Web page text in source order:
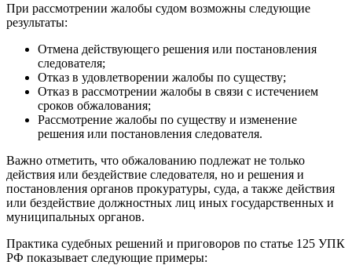
При рассмотрении жалобы судом возможны следующие
результаты:
Отмена действующего решения или постановления
следователя;
Отказ в удовлетворении жалобы по существу;
Отказ в рассмотрении жалобы в связи с истечением
сроков обжалования;
Рассмотрение жалобы по существу и изменение
решения или постановления следователя.
Важно отметить, что обжалованию подлежат не только
действия или бездействие следователя, но и решения и
постановления органов прокуратуры, суда, а также действия
или бездействие должностных лиц иных государственных и
муниципальных органов.
Практика судебных решений и приговоров по статье 125 УПК
РФ показывает следующие примеры: